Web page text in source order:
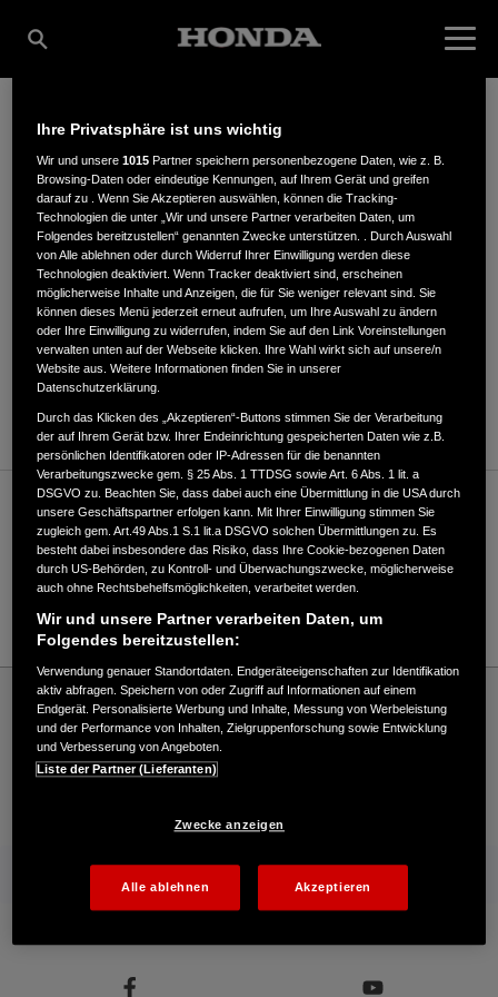
WENZL HRUBY KG
Usedomstr. 23a,22047,Hamburg
ANFAHRTSBESCHREIBUNG ANFORDERN
WEBSITE
Verkauf / Kundendienst
040/233480
E-Mail
Honda
Industrie
Wenzl Hruby KG - Industrial – Honda - HONDA Deutschland Offizielle Website | The
Power of Dreams
Mehr von Honda
Ihre Privatsphäre ist uns wichtig
Wir und unsere1015 Partner speichern personenbezogene Daten, wie z. B.
Browsing-Daten oder eindeutige Kennungen, auf Ihrem Gerät und greifen
darauf zu . Wenn Sie Akzeptieren auswählen, können die Tracking-
Technologien die unter „Wir und unsere Partner verarbeiten Daten, um
Folgendes bereitzustellen“ genannten Zwecke unterstützen. . Durch Auswahl
von Alle ablehnen oder durch Widerruf Ihrer Einwilligung werden diese
Technologien deaktiviert. Wenn Tracker deaktiviert sind, erscheinen
möglicherweise Inhalte und Anzeigen, die für Sie weniger relevant sind. Sie
können dieses Menü jederzeit erneut aufrufen, um Ihre Auswahl zu ändern
oder Ihre Einwilligung zu widerrufen, indem Sie auf den Link Voreinstellungen
verwalten unten auf der Webseite klicken. Ihre Wahl wirkt sich auf unsere/n
Website aus. Weitere Informationen finden Sie in unserer
Datenschutzerklärung.
Durch das Klicken des „Akzeptieren“-Buttons stimmen Sie der Verarbeitung
der auf Ihrem Gerät bzw. Ihrer Endeinrichtung gespeicherten Daten wie z.B.
persönlichen Identifikatoren oder IP-Adressen für die benannten
Verarbeitungszwecke gem. § 25 Abs. 1 TTDSG sowie Art. 6 Abs. 1 lit. a
DSGVO zu. Beachten Sie, dass dabei auch eine Übermittlung in die USA durch
unsere Geschäftspartner erfolgen kann. Mit Ihrer Einwilligung stimmen Sie
zugleich gem. Art.49 Abs.1 S.1 lit.a DSGVO solchen Übermittlungen zu. Es
besteht dabei insbesondere das Risiko, dass Ihre Cookie-bezogenen Daten
durch US-Behörden, zu Kontroll- und Überwachungszwecke, möglicherweise
auch ohne Rechtsbehelfsmöglichkeiten, verarbeitet werden.
Wir und unsere Partner verarbeiten Daten, um
Folgendes bereitzustellen:
Verwendung genauer Standortdaten. Endgeräteeigenschaften zur Identifikation
aktiv abfragen. Speichern von oder Zugriff auf Informationen auf einem
Endgerät. Personalisierte Werbung und Inhalte, Messung von Werbeleistung
und der Performance von Inhalten, Zielgruppenforschung sowie Entwicklung
und Verbesserung von Angeboten.
Liste der Partner (Lieferanten)
Zwecke anzeigen
Alle ablehnen Akzeptieren